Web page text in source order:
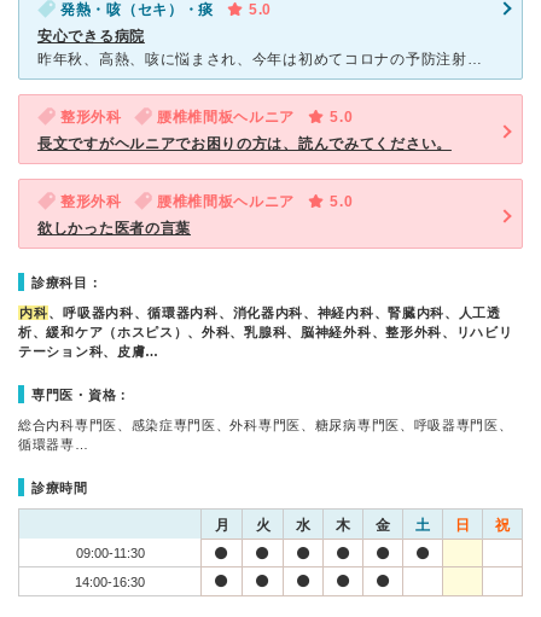
発熱・咳（セキ）・痰
5.0
安心できる病院
昨年秋、高熱、咳に悩まされ、今年は初めてコロナの予防注射をしていないので、念のため受診。 熱を測り、隔離された部屋でコロナの検査。 コロナ感染と診断され、個室に隔離入院。 厳重に防護服で固
整形外科 腰椎椎間板ヘルニア
5.0
長文ですがヘルニアでお困りの方は、読んでみてください。
整形外科 腰椎椎間板ヘルニア
5.0
欲しかった医者の言葉
診療科目：
内科、呼吸器内科、循環器内科、消化器内科、神経内科、腎臓内科、人工透
析、緩和ケア（ホスピス）、外科、乳腺科、脳神経外科、整形外科、リハビリ
テーション科、皮膚…
専門医・資格：
総合内科専門医、感染症専門医、外科専門医、糖尿病専門医、呼吸器専門医、
循環器専…
診療時間
月 火 水 木 金 土 日 祝
09:00-11:30
14:00-16:30